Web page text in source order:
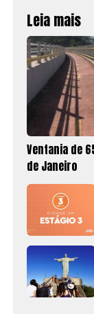
Leia mais
Ventania de
de Janeiro